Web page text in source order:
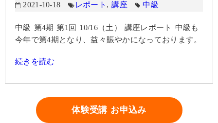
2021-10-18
レポート ,講座 中級
中級 第4期 第1回 10/16（土） 講座レポート 中級も
今年で第4期となり、益々賑やかになっております。
続きを読む
体験受講 お申込み